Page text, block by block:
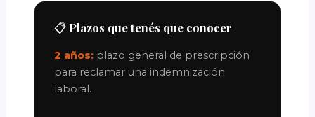
📋 Plazos que tenés que conocer
2 años:plazo general de prescripción
para reclamar una indemnización
laboral.